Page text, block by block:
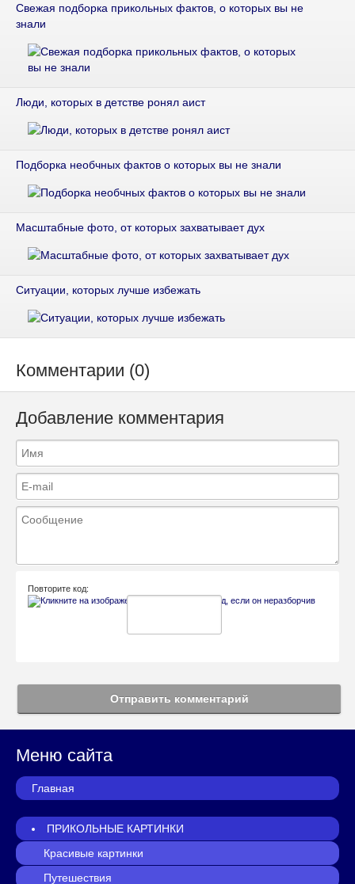
Свежая подборка прикольных фактов, о которых вы не
знали
Люди, которых в детстве ронял аист
Подборка необчных фактов о которых вы не знали
Масштабные фото, от которых захватывает дух
Ситуации, которых лучше избежать
Комментарии (0)
Добавление комментария
Повторите код:
Отправить комментарий
Меню сайта
Главная
ПРИКОЛЬНЫЕ КАРТИНКИ
Красивые картинки
Путешествия